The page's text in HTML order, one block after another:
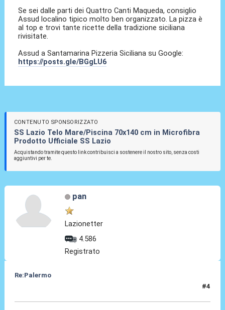
Se sei dalle parti dei Quattro Canti Maqueda, consiglio
Assud localino tipico molto ben organizzato. La pizza è
al top e trovi tante ricette della tradizione siciliana
rivisitate.
Assud a Santamarina Pizzeria Siciliana su Google:
https://posts.gle/BGgLU6
CONTENUTO SPONSORIZZATO
SS Lazio Telo Mare/Piscina 70x140 cm in Microfibra
Prodotto Ufficiale SS Lazio
Acquistando tramite questo link contribuisci a sostenere il nostro sito, senza costi
aggiuntivi per te.
pan
Lazionetter
4.586
Registrato
Re:Palermo
#4